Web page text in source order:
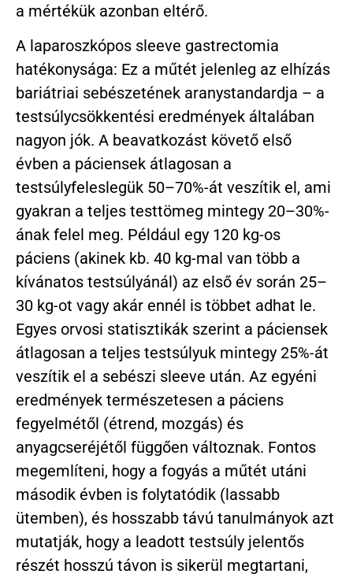
a mértékük azonban eltérő.
A laparoszkópos sleeve gastrectomia
hatékonysága: Ez a műtét jelenleg az elhízás
bariátriai sebészetének aranystandardja – a
testsúlycsökkentési eredmények általában
nagyon jók. A beavatkozást követő első
évben a páciensek átlagosan a
testsúlyfeleslegük 50–70%-át veszítik el, ami
gyakran a teljes testtömeg mintegy 20–30%-
ának felel meg. Például egy 120 kg-os
páciens (akinek kb. 40 kg-mal van több a
kívánatos testsúlyánál) az első év során 25–
30 kg-ot vagy akár ennél is többet adhat le.
Egyes orvosi statisztikák szerint a páciensek
átlagosan a teljes testsúlyuk mintegy 25%-át
veszítik el a sebészi sleeve után. Az egyéni
eredmények természetesen a páciens
fegyelmétől (étrend, mozgás) és
anyagcseréjétől függően változnak. Fontos
megemlíteni, hogy a fogyás a műtét utáni
második évben is folytatódik (lassabb
ütemben), és hosszabb távú tanulmányok azt
mutatják, hogy a leadott testsúly jelentős
részét hosszú távon is sikerül megtartani,